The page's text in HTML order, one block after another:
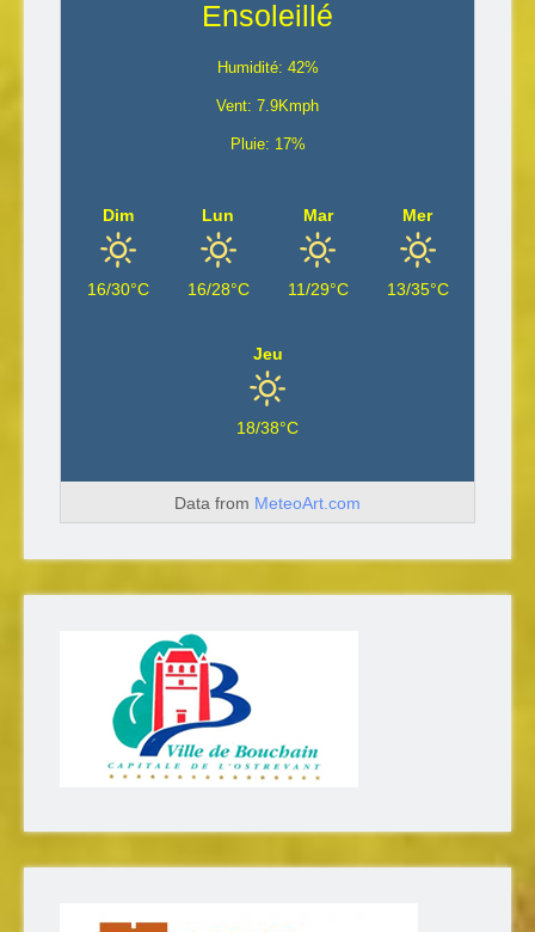
Ensoleillé
Humidité: 42%
Vent: 7.9Kmph
Pluie: 17%
Dim
16/30°C
Lun
16/28°C
Mar
11/29°C
Mer
13/35°C
Jeu
18/38°C
Data from MeteoArt.com